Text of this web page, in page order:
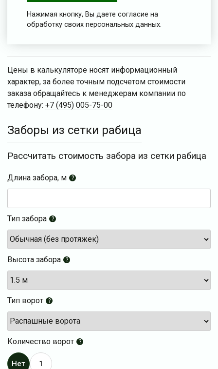
Нажимая кнопку, Вы даете согласие на
обработку своих персональных данных.
Цены в калькуляторе носят информационный
характер, за более точным подсчетом стоимости
заказа обращайтесь к менеджерам компании по
телефону: +7 (495) 005-75-00
Заборы из сетки рабица
Рассчитать стоимость забора из сетки рабица
Длина забора, м ?
Тип забора ?
Высота забора ?
Тип ворот ?
Количество ворот ?
Нет 1